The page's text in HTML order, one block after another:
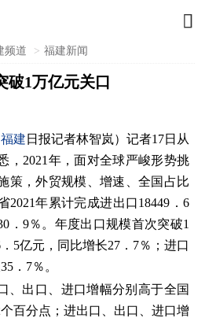

频道 > 福建新闻
破1万亿元关口
福建 日报记者林智岚）记者17日从
，2021年，面对全球严峻形势挑
策，外贸规模、增速、全国占比
2021年累计完成进出口18449．6
．9％。年度出口规模首次突破1
5亿元，同比增长27．7％；进口
．7％。
、出口、进口增幅分别高于全国
百分点；进出口、出口、进口增